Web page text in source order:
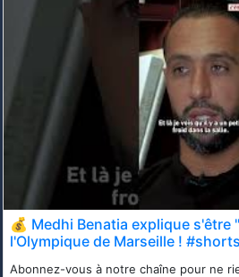
💰 Medhi Benatia explique s'être
l'Olympique de Marseille !
Abonnez-vous à notre chaîne pour ne